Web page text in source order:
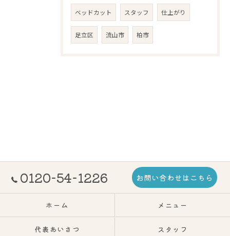
ベッドカット スタッフ 仕上がり
足立区 流山市 柏市
0120-54-1226 お問い合わせはこちら
ホーム メニュー
代表あいさつ スタッフ